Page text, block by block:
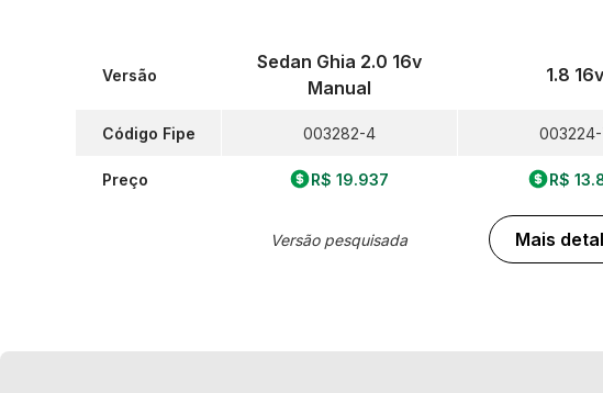
Versão
Código Fipe
Preço
Sedan Ghia 2.0 16v
Manual
003282-4
R$ 19.937
Versão pesquisada
1.8 16v
R$
Mais